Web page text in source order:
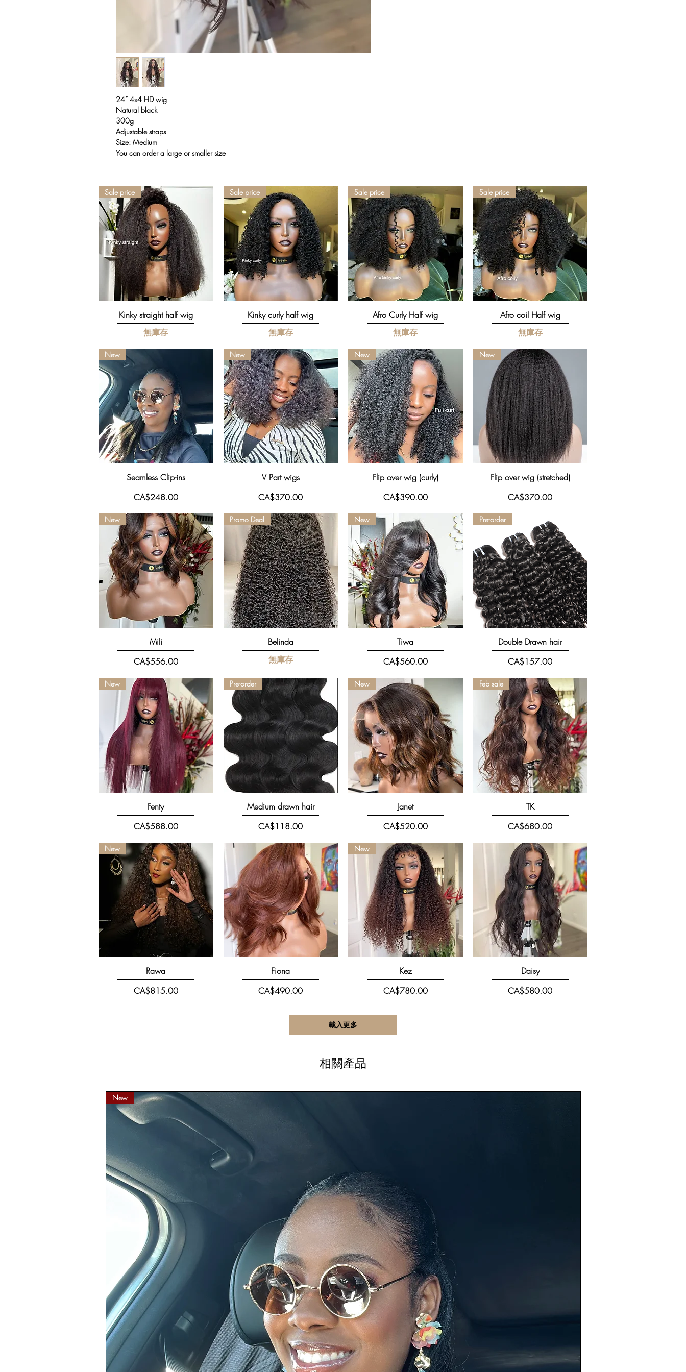
24” 4x4 HD wig
Natural black
300g
Adjustable straps
Size: Medium
You can order a large or smaller size
快速瀏覽
Sale price
Kinky straight half wig
無庫存
快速瀏覽
Sale price
Kinky curly half wig
無庫存
快速瀏覽
Sale price
Afro Curly Half wig
無庫存
快速瀏覽
Sale price
Afro coil Half wig
無庫存
快速瀏覽
New
Seamless Clip-ins
價格
CA$248.00
快速瀏覽
New
V Part wigs
價格
CA$370.00
快速瀏覽
New
Flip over wig (curly)
價格
CA$390.00
快速瀏覽
New
Flip over wig (stretched)
價格
CA$370.00
快速瀏覽
New
Mili
價格
CA$556.00
快速瀏覽
Promo Deal
Belinda
無庫存
快速瀏覽
New
Tiwa
價格
CA$560.00
快速瀏覽
Pre-order
Double Drawn hair
價格
CA$157.00
快速瀏覽
New
Fenty
價格
CA$588.00
快速瀏覽
Pre-order
Medium drawn hair
價格
CA$118.00
快速瀏覽
New
Janet
價格
CA$520.00
快速瀏覽
Feb sale
TK
價格
CA$680.00
快速瀏覽
New
Rawa
價格
CA$815.00
快速瀏覽
Fiona
價格
CA$490.00
快速瀏覽
New
Kez
價格
CA$780.00
快速瀏覽
Daisy
價格
CA$580.00
載入更多
相關產品
New